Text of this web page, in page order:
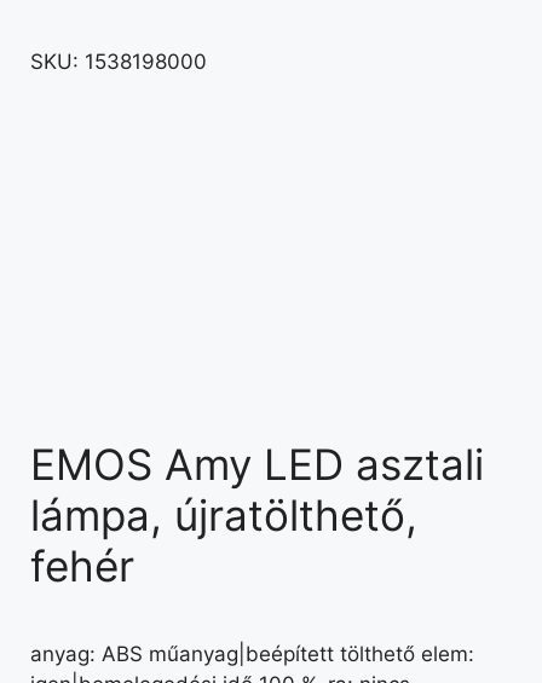
SKU: 1538198000
EMOS Amy LED asztali
lámpa, újratölthető,
fehér
anyag: ABS műanyag|beépített tölthető elem: